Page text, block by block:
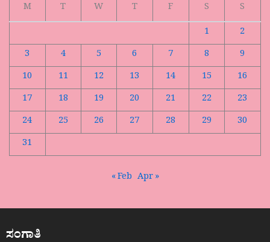
M
T W T F S
S
1
2
3
4 5 6 7 8
9
10
11 12 13 14 15
16
17
18 19 20 21 22
23
24
25 26 27 28 29
30
31
« Feb Apr »
ಸಂಗಾತಿ